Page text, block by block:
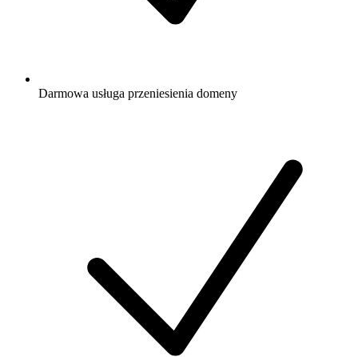
Darmowa usługa przeniesienia domeny